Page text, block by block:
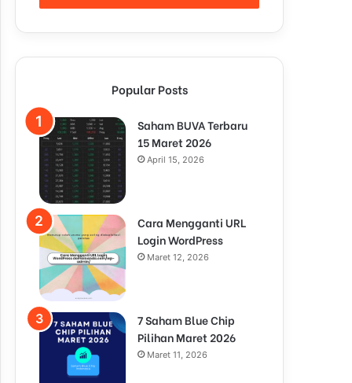
Popular Posts
Saham BUVA Terbaru
15 Maret 2026
April 15, 2026
Cara Mengganti URL
Login WordPress
Maret 12, 2026
7 Saham Blue Chip
Pilihan Maret 2026
Maret 11, 2026